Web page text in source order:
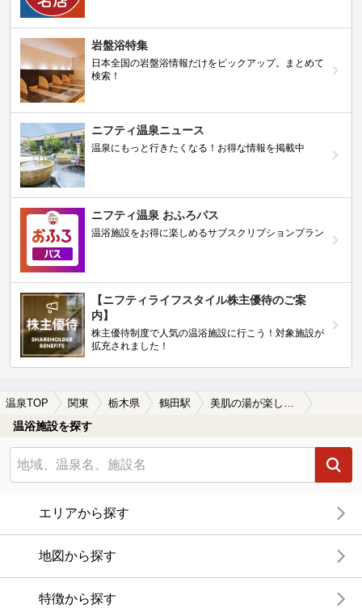
岩盤浴特集
日本全国の岩盤浴情報だけをピックアップ。まとめて
検索！
ニフティ温泉ニュース
温泉にもっと行きたくなる！お得な情報を掲載中
ニフティ温泉 おふろパス
温浴施設をお得に楽しめるサブスクリプションプラン
【ニフティライフスタイル株主優待のご案
内】
株主優待制度で人気の温浴施設に行こう！対象施設が
拡充されました！
温泉TOP 関東 栃木県 鶴田駅 美肌の湯が楽しめる鶴田駅近くの温泉、日帰り温泉、スーパー銭湯おすすめ
温浴施設を探す
エリアから探す
地図から探す
特徴から探す